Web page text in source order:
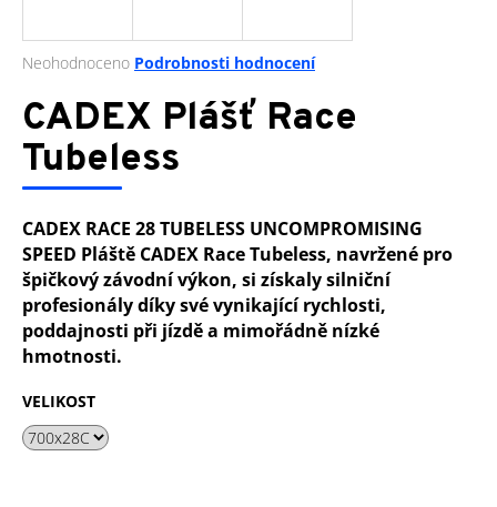
Průměrné
produktu
je
0,0
5
Neohodnoceno Podrobnosti hodnocení
CADEX Plášť Race
Tubeless
CADEX RACE 28 TUBELESS UNCOMPROMISING
SPEED Pláště CADEX Race Tubeless, navržené pro
špičkový závodní výkon, si získaly silniční
profesionály díky své vynikající rychlosti,
poddajnosti při jízdě a mimořádně nízké
hmotnosti.
VELIKOST
j
t
?
HLEDAT
D
p
o
r